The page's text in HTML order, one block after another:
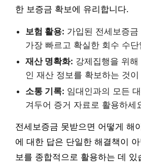
한 보증금 확보에 유리합니다.
보험 활용: 가입된 전세보증
가장 빠르고 확실한 회수 수단
재산 명확화: 강제집행을 위
인 재산 정보를 확보하는 것
소통 기록: 임대인과의 모든
겨두어 증거 자료로 활용하세
전세보증금 못받으면 어떻게 해
에 대한 답은 단일한 해결책이
보를 종합적으로 활용하는 데 있